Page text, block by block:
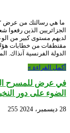
ما هي رسالتك من عرض
لديهم مستوى كبير من
مقتطفات من خطابات
الدولة الفرنسية آنذاك.
أكمل القراءة »
في عرض للمسرح
الضوء على دور
28 ديسمبر، 2024 255